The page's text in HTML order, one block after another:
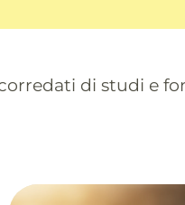
di studi e